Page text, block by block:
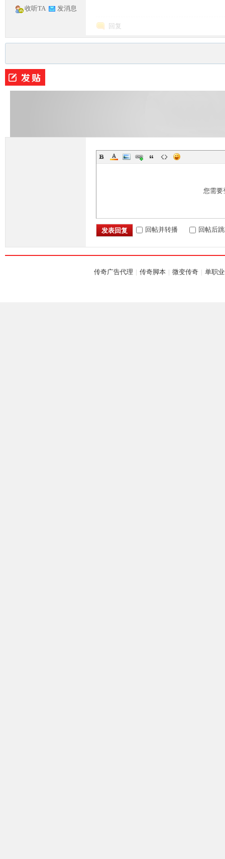
M
落
收听TA 发消息
回复
您需要
发表回复 回帖并转播 回帖后
传奇广告代理 | 传奇脚本 | 微变传奇 | 单职